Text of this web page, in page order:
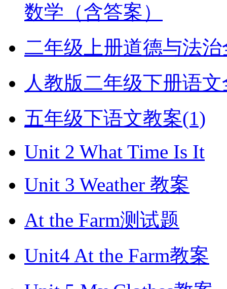
数学（含答案）
二年级上册道德与法
人教版二年级下册语
五年级下语文教案(1)
Unit 2 What Time Is It
Unit 3 Weather 教案
At the Farm测试题
Unit4 At the Farm教案